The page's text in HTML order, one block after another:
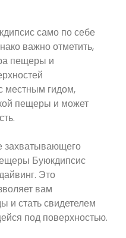
само по себе
важно отметить,
пещеры и
местным гидом,
пещеры и может
захватывающего
Буюкдипсис
Это
вам
и стать свидетелем
под поверхностью.